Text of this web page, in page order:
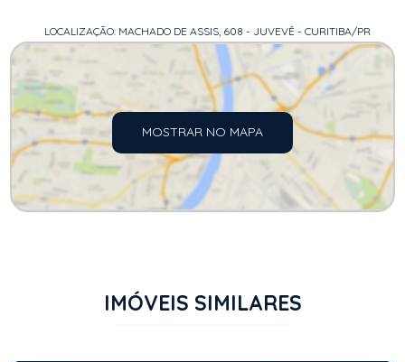
LOCALIZAÇÃO: MACHADO DE ASSIS, 608 - JUVEVÊ - CURITIBA/PR
MOSTRAR NO MAPA
IMÓVEIS SIMILARES